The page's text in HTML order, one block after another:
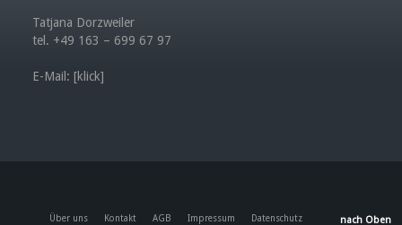
Tatjana Dorzweiler
tel. +49 163 – 699 67 97
E-Mail: [klick]
nach Oben
Über uns Kontakt AGB Impressum Datenschutz